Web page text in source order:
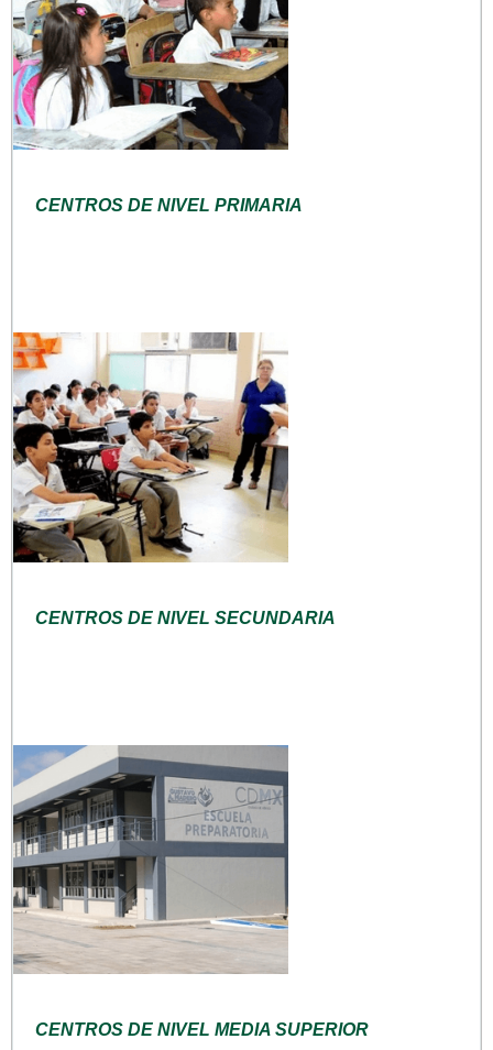
CENTROS DE NIVEL PRIMARIA
CENTROS DE NIVEL SECUNDARIA
CENTROS DE NIVEL MEDIA SUPERIOR